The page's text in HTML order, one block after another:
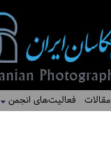
مقالات فعالیت‌های انجمن